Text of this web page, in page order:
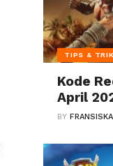
TIPS & TRIK
Kode
April
BYFRANSISKA